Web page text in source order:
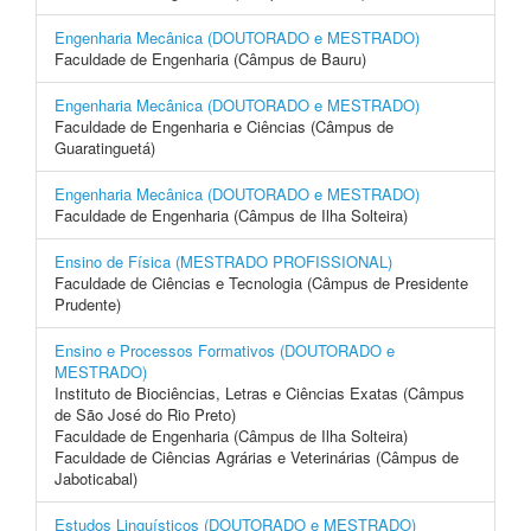
Engenharia Mecânica (DOUTORADO e MESTRADO)
Faculdade de Engenharia (Câmpus de Bauru)
Engenharia Mecânica (DOUTORADO e MESTRADO)
Faculdade de Engenharia e Ciências (Câmpus de
Guaratinguetá)
Engenharia Mecânica (DOUTORADO e MESTRADO)
Faculdade de Engenharia (Câmpus de Ilha Solteira)
Ensino de Física (MESTRADO PROFISSIONAL)
Faculdade de Ciências e Tecnologia (Câmpus de Presidente
Prudente)
Ensino e Processos Formativos (DOUTORADO e
MESTRADO)
Instituto de Biociências, Letras e Ciências Exatas (Câmpus
de São José do Rio Preto)
Faculdade de Engenharia (Câmpus de Ilha Solteira)
Faculdade de Ciências Agrárias e Veterinárias (Câmpus de
Jaboticabal)
Estudos Linguísticos (DOUTORADO e MESTRADO)